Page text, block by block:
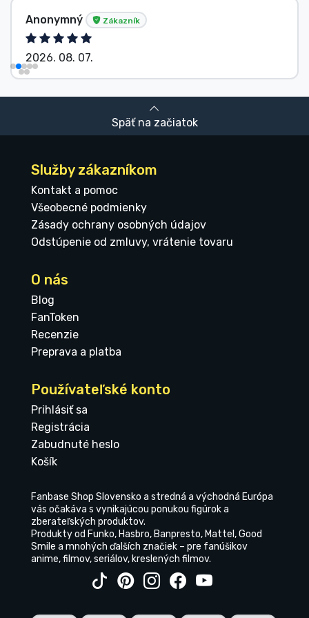
Anonymný Zákazník
2026. 08. 07.
Späť na začiatok
Služby zákazníkom
Kontakt a pomoc
Všeobecné podmienky
Zásady ochrany osobných údajov
Odstúpenie od zmluvy, vrátenie tovaru
O nás
Blog
FanToken
Recenzie
Preprava a platba
Používateľské konto
Prihlásiť sa
Registrácia
Zabudnuté heslo
Košík
Fanbase Shop Slovensko a stredná a východná Európa
vás očakáva s vynikajúcou ponukou figúrok a
zberateľských produktov.
Produkty od Funko, Hasbro, Banpresto, Mattel, Good
Smile a mnohých ďalších značiek – pre fanúšikov
anime, filmov, seriálov, kreslených filmov.